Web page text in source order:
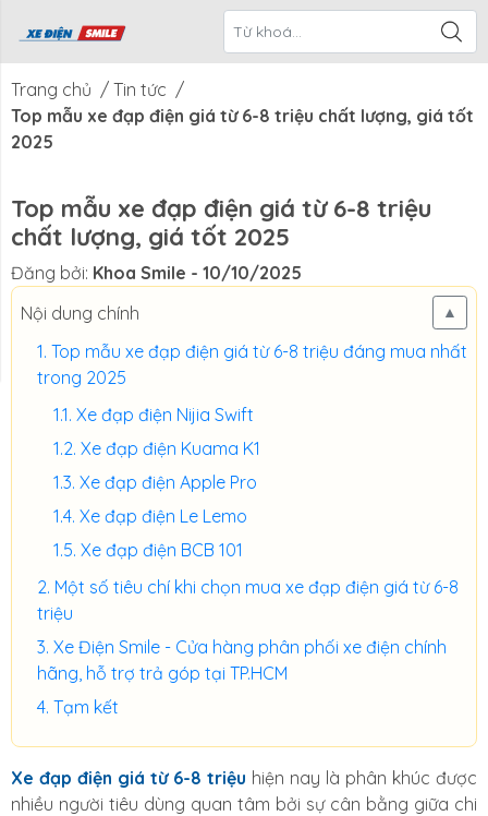
Xe Điện
Smile
CTKM Tháng Blog
Trang chủ / Tin tức /
Top mẫu xe đạp điện giá từ 6-8 triệu chất lượng, giá tốt
2025
Top mẫu xe đạp điện giá từ 6-8 triệu
chất lượng, giá tốt 2025
Đăng bởi: Khoa Smile - 10/10/2025
Nội dung chính
▲
Top mẫu xe đạp điện giá từ 6-8 triệu đáng mua nhất
trong 2025
Xe đạp điện Nijia Swift
Xe đạp điện Kuama K1
Xe đạp điện Apple Pro
Xe đạp điện Le Lemo
Xe đạp điện BCB 101
Một số tiêu chí khi chọn mua xe đạp điện giá từ 6-8
triệu
Xe Điện Smile - Cửa hàng phân phối xe điện chính
hãng, hỗ trợ trả góp tại TP.HCM
Tạm kết
Xe đạp điện giá từ 6-8 triệu hiện nay là phân khúc được
nhiều người tiêu dùng quan tâm bởi sự cân bằng giữa chi